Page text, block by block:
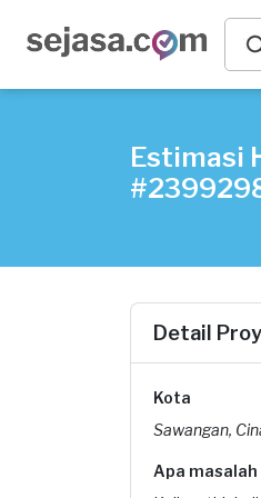
Estimasi
Detail
Kota
Sawangan,
Apa